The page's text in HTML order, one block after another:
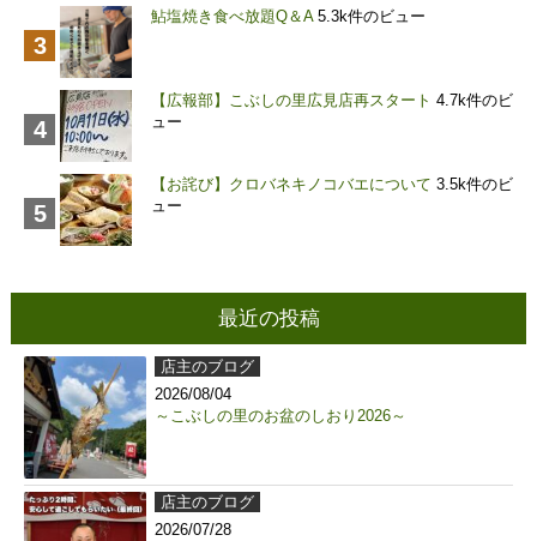
鮎塩焼き食べ放題Q＆A 5.3k件のビュー
【広報部】こぶしの里広見店再スタート 4.7k件のビ
ュー
【お詫び】クロバネキノコバエについて 3.5k件のビ
ュー
最近の投稿
店主のブログ
2026/08/04
～こぶしの里のお盆のしおり2026～
店主のブログ
2026/07/28